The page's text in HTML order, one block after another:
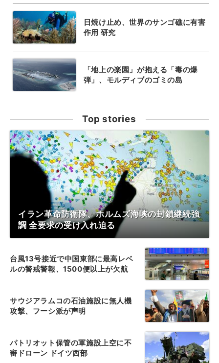
日焼け止め、世界のサンゴ礁に有害
作用 研究
「地上の楽園」が抱える「毒の爆
弾」、モルディブのゴミの島
Top stories
イラン革命防衛隊、ホルムズ海峡の封鎖継続強
調 全要求の受け入れ迫る
台風13号接近で中国東部に最高レベ
ルの警戒警報、1500便以上が欠航
サウジアラムコの石油施設に無人機
攻撃、フーシ派が声明
パトリオット保管の軍施設上空に不
審ドローン ドイツ西部